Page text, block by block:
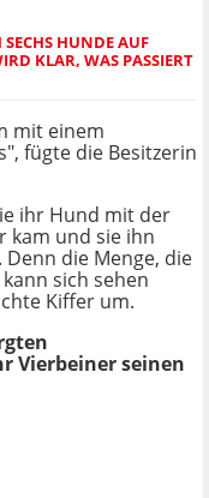
HUNDE AUF
KLAR, WAS PASSIERT I
mit einem
fügte die Besitzerin
ihr Hund mit der
kam und sie ihn
die Menge, die
sich sehen
Kiffer um.
Vierbeiner seinen